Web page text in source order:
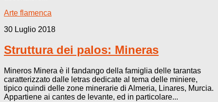
Arte flamenca
30 Luglio 2018
Struttura dei palos: Mineras
Mineros Minera è il fandango della famiglia delle tarantas
caratterizzato dalle letras dedicate al tema delle miniere,
tipico quindi delle zone minerarie di Almeria, Linares, Murcia.
Appartiene ai cantes de levante, ed in particolare...